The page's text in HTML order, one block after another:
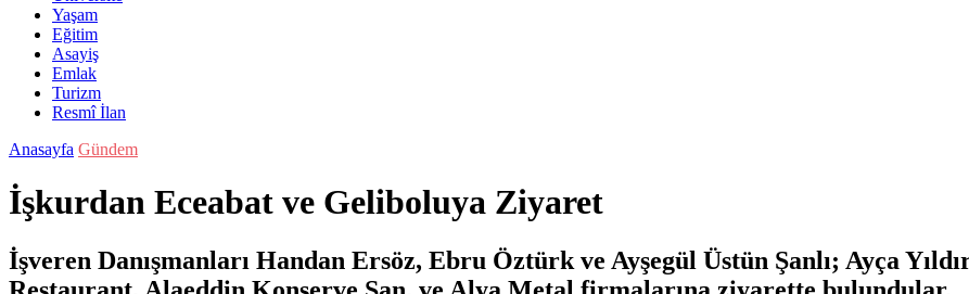
Yaşam
Eğitim
Asayiş
Emlak
Turizm
Resmî İlan
Anasayfa Gündem
İşkurdan Eceabat ve Geliboluya Ziyaret
İşveren Danışmanları Handan Ersöz, Ebru Öztürk ve Ayşegül Üstün Şanlı; Ayça